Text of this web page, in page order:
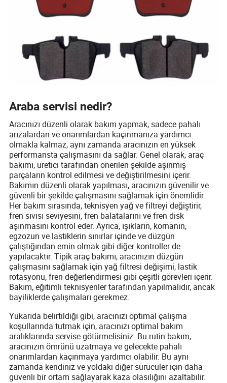
Araba servisi nedir?
Aracınızı düzenli olarak bakım yapmak, sadece pahalı
arızalardan ve onarımlardan kaçınmanıza yardımcı
olmakla kalmaz, aynı zamanda aracınızın en yüksek
performansta çalışmasını da sağlar. Genel olarak, araç
bakımı, üretici tarafından önerilen şekilde aşınmış
parçaların kontrol edilmesi ve değiştirilmesini içerir.
Bakımın düzenli olarak yapılması, aracınızın güvenilir ve
güvenli bir şekilde çalışmasını sağlamak için önemlidir.
Her bakım sırasında, teknisyen yağ ve filtreyi değiştirir,
fren sıvısı seviyesini, fren balatalarını ve fren disk
aşınmasını kontrol eder. Ayrıca, ışıkların, kornanın,
egzozun ve lastiklerin sınırlar içinde ve düzgün
çalıştığından emin olmak gibi diğer kontroller de
yapılacaktır. Tipik araç bakımı, aracınızın düzgün
çalışmasını sağlamak için yağ filtresi değişimi, lastik
rotasyonu, fren değerlendirmesi gibi çeşitli görevleri içerir.
Bakım, eğitimli teknisyenler tarafından yapılmalıdır, ancak
bayiliklerde çalışmaları gerekmez.
Yukarıda belirtildiği gibi, aracınızı optimal çalışma
koşullarında tutmak için, aracınızı optimal bakım
aralıklarında servise götürmelisiniz. Bu rutin bakım,
aracınızın ömrünü uzatmaya ve gelecekte pahalı
onarımlardan kaçınmaya yardımcı olabilir. Bu aynı
zamanda kendiniz ve yoldaki diğer sürücüler için daha
güvenli bir ortam sağlayarak kaza olasılığını azaltabilir.